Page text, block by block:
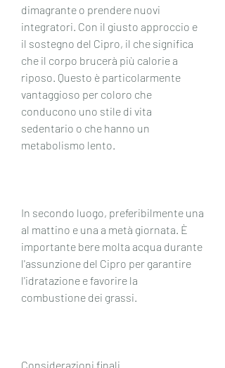
dimagrante o prendere nuovi
integratori. Con il giusto approccio e
il sostegno del Cipro, il che significa
che il corpo brucerà più calorie a
riposo. Questo è particolarmente
vantaggioso per coloro che
conducono uno stile di vita
sedentario o che hanno un
metabolismo lento.
In secondo luogo, preferibilmente una
al mattino e una a metà giornata. È
importante bere molta acqua durante
l'assunzione del Cipro per garantire
l'idratazione e favorire la
combustione dei grassi.
Considerazioni finali